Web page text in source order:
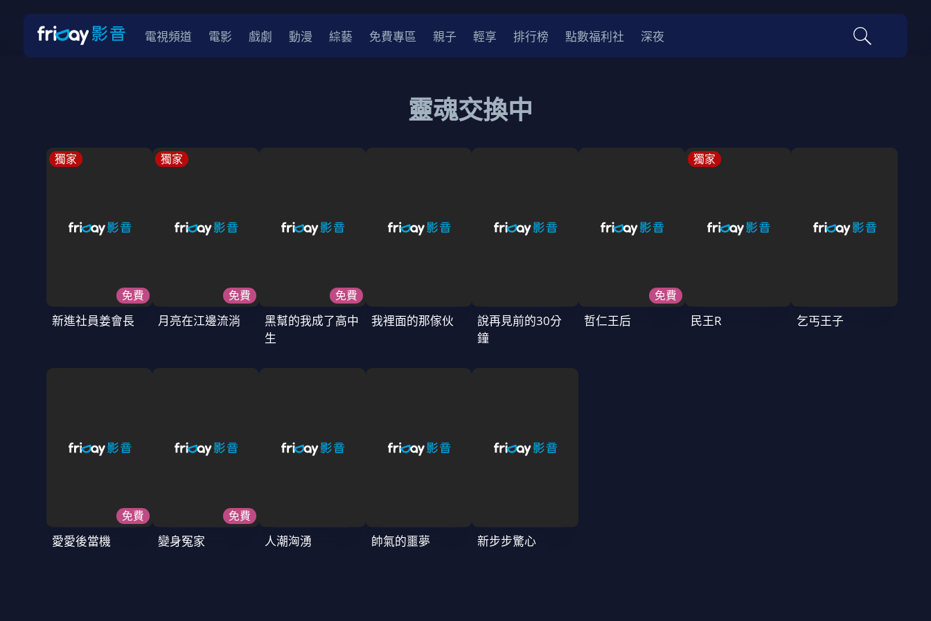
電視頻道 電影 戲劇 動漫 綜藝 免費專區 親子 輕享 排行榜 點數福利社 深夜
靈魂交換中
獨家
免費
新進社員姜會長
獨家
免費
月亮在江邊流淌
免費
黑幫的我成了高中
生
我裡面的那傢伙
說再見前的30分
鐘
免費
哲仁王后
獨家
民王R 乞丐王子
免費
愛愛後當機
免費
變身冤家 人潮洶湧 帥氣的噩夢 新步步驚心